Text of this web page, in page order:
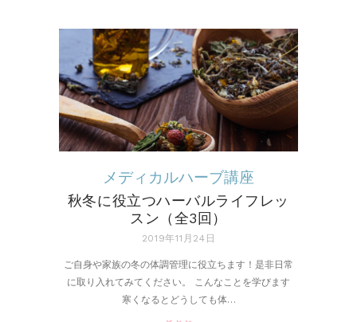
メディカルハーブ講座
秋冬に役立つハーバルライフレッ
スン（全3回）
2019年11月24日
ご自身や家族の冬の体調管理に役立ちます！是非日常
に取り入れてみてください。 こんなことを学びます
寒くなるとどうしても体…